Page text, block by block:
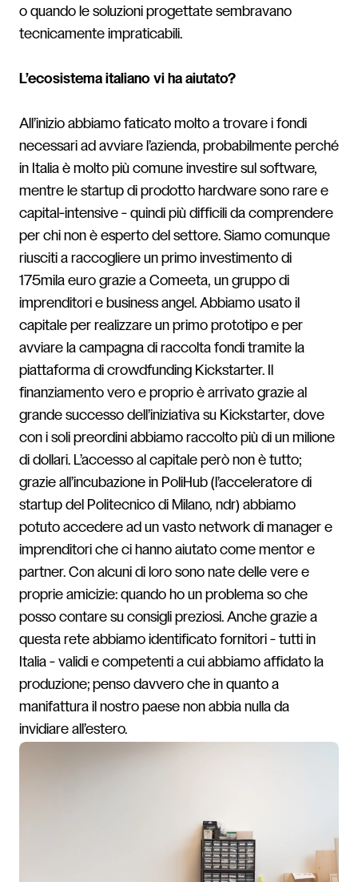
o quando le soluzioni progettate sembravano
tecnicamente impraticabili.
L’ecosistema italiano vi ha aiutato?
All’inizio abbiamo faticato molto a trovare i fondi
necessari ad avviare l’azienda, probabilmente perché
in Italia è molto più comune investire sul software,
mentre le startup di prodotto hardware sono rare e
capital-intensive - quindi più difficili da comprendere
per chi non è esperto del settore. Siamo comunque
riusciti a raccogliere un primo investimento di
175mila euro grazie a Comeeta, un gruppo di
imprenditori e business angel. Abbiamo usato il
capitale per realizzare un primo prototipo e per
avviare la campagna di raccolta fondi tramite la
piattaforma di crowdfunding Kickstarter. Il
finanziamento vero e proprio è arrivato grazie al
grande successo dell’iniziativa su Kickstarter, dove
con i soli preordini abbiamo raccolto più di un milione
di dollari. L’accesso al capitale però non è tutto;
grazie all’incubazione in PoliHub (l’acceleratore di
startup del Politecnico di Milano, ndr) abbiamo
potuto accedere ad un vasto network di manager e
imprenditori che ci hanno aiutato come mentor e
partner. Con alcuni di loro sono nate delle vere e
proprie amicizie: quando ho un problema so che
posso contare su consigli preziosi. Anche grazie a
questa rete abbiamo identificato fornitori - tutti in
Italia - validi e competenti a cui abbiamo affidato la
produzione; penso davvero che in quanto a
manifattura il nostro paese non abbia nulla da
invidiare all’estero.